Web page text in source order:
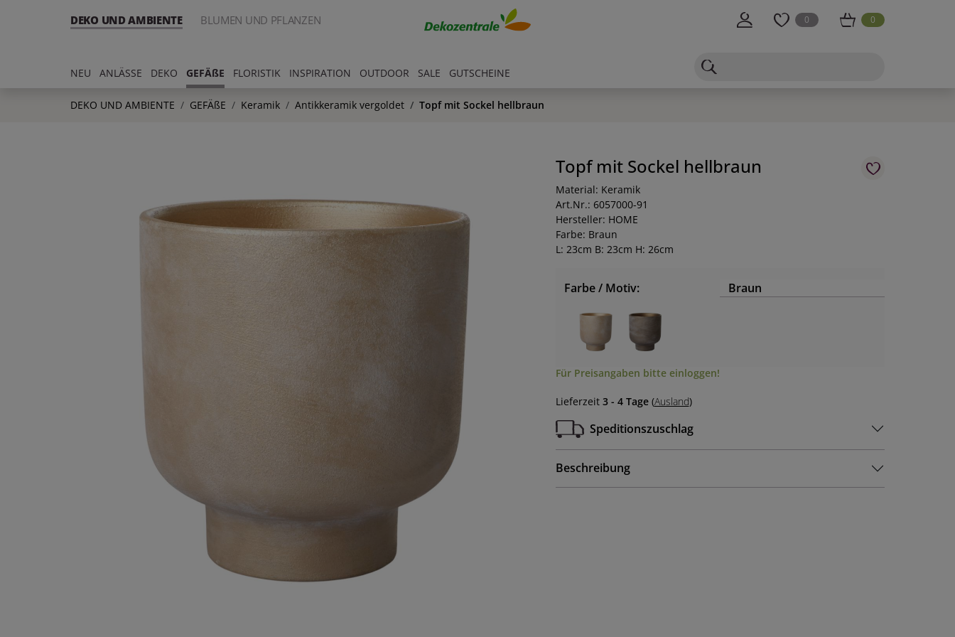
DEKO UND AMBIENTE BLUMEN UND PFLANZEN 0 0
NEU ANLÄSSE DEKO GEFÄßE FLORISTIK INSPIRATION OUTDOOR SALE GUTSCHEINE
DEKO UND AMBIENTE GEFÄßE Keramik Antikkeramik vergoldet Topf mit Sockel hellbraun
Topf mit Sockel hellbraun
Material: Keramik
Art.Nr.: 6057000-91
Hersteller: HOME
Farbe: Braun
L: 23cm B: 23cm H: 26cm
Farbe / Motiv: Braun
Für Preisangaben bitte einloggen!
Lieferzeit 3 - 4 Tage(Ausland)
Speditionszuschlag
Beschreibung